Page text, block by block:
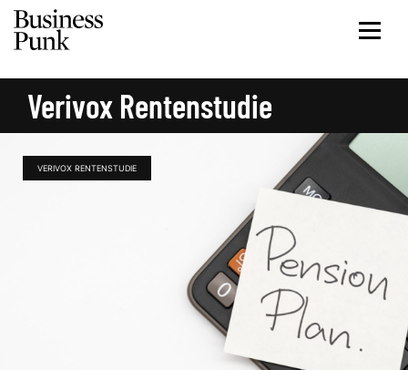
Verivox Rentenstudie
VERIVOX RENTENSTUDIE